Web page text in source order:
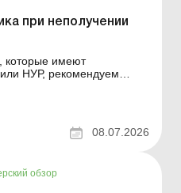
при неполучении
которые имеют
НУР, рекомендуем
наличие налоговых
кабинете
через мобильное
08.07.2026
обзор